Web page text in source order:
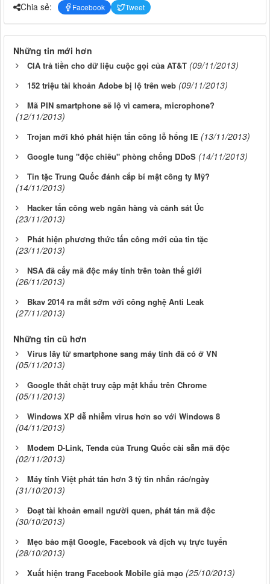
Chia sẻ: Facebook Tweet
Những tin mới hơn
CIA trả tiền cho dữ liệu cuộc gọi của AT&T (09/11/2013)
152 triệu tài khoản Adobe bị lộ trên web (09/11/2013)
Mã PIN smartphone sẽ lộ vì camera, microphone?
(12/11/2013)
Trojan mới khó phát hiện tấn công lỗ hổng IE (13/11/2013)
Google tung "độc chiêu" phòng chống DDoS (14/11/2013)
Tin tặc Trung Quốc đánh cắp bí mật công ty Mỹ?
(14/11/2013)
Hacker tấn công web ngân hàng và cảnh sát Úc
(23/11/2013)
Phát hiện phương thức tấn công mới của tin tặc
(23/11/2013)
NSA đã cấy mã độc máy tính trên toàn thế giới
(26/11/2013)
Bkav 2014 ra mắt sớm với công nghệ Anti Leak
(27/11/2013)
Những tin cũ hơn
Virus lây từ smartphone sang máy tính đã có ở VN
(05/11/2013)
Google thắt chặt truy cập mật khẩu trên Chrome
(05/11/2013)
Windows XP dễ nhiễm virus hơn so với Windows 8
(04/11/2013)
Modem D-Link, Tenda của Trung Quốc cài sẵn mã độc
(02/11/2013)
Máy tính Việt phát tán hơn 3 tỷ tin nhắn rác/ngày
(31/10/2013)
Đoạt tài khoản email người quen, phát tán mã độc
(30/10/2013)
Mẹo bảo mật Google, Facebook và dịch vụ trực tuyến
(28/10/2013)
Xuất hiện trang Facebook Mobile giả mạo (25/10/2013)